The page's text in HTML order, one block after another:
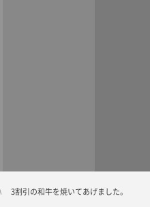
3割引の和牛を焼いてあげました。